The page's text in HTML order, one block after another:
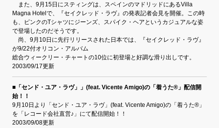
また、9月15日にスティングは、スペインのマドリッドにあるVilla
Magna Hotelで、『セイクレッド・ラヴ』の発表記者会見を開催。この時
も、ピンクのTシャツにジーンズ、スパイク・ヘアというカジュアルな姿
で登場したのだそうです。
尚、9月10日に先行リリースされた日本では、『セイクレッド・ラヴ』
が9/22付オリコン・アルバム
総合ウィークリー・チャートの10位に初登場と好調な滑り出しです。
2003/09/17更新
■「センド・ユア・ラヴ」」(feat. Vicente Amigo)の「着うた®」配信開
始！！
9月10日より「センド・ユア・ラヴ」(feat. Vicente Amigo)の「着うた®」
を「レコード会社直営♪」にて配信開始！！
2003/09/08更新